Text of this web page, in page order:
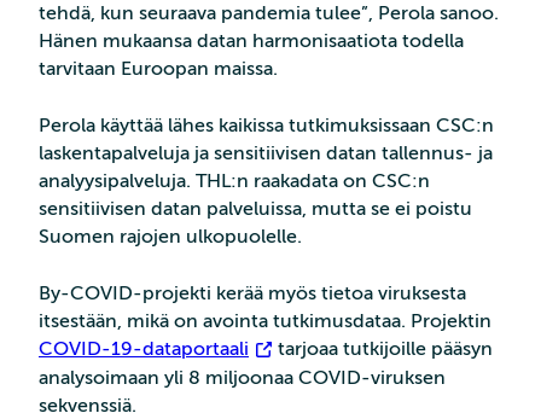
tehdä, kun seuraava pandemia tulee”, Perola sanoo.
Hänen mukaansa datan harmonisaatiota todella
tarvitaan Euroopan maissa.
Perola käyttää lähes kaikissa tutkimuksissaan CSC:n
laskentapalveluja ja sensitiivisen datan tallennus- ja
analyysipalveluja. THL:n raakadata on CSC:n
sensitiivisen datan palveluissa, mutta se ei poistu
Suomen rajojen ulkopuolelle.
By-COVID-projekti kerää myös tietoa viruksesta
itsestään, mikä on avointa tutkimusdataa. Projektin
COVID-19-dataportaali
tarjoaa tutkijoille pääsyn
analysoimaan yli 8 miljoonaa COVID-viruksen
sekvenssiä.